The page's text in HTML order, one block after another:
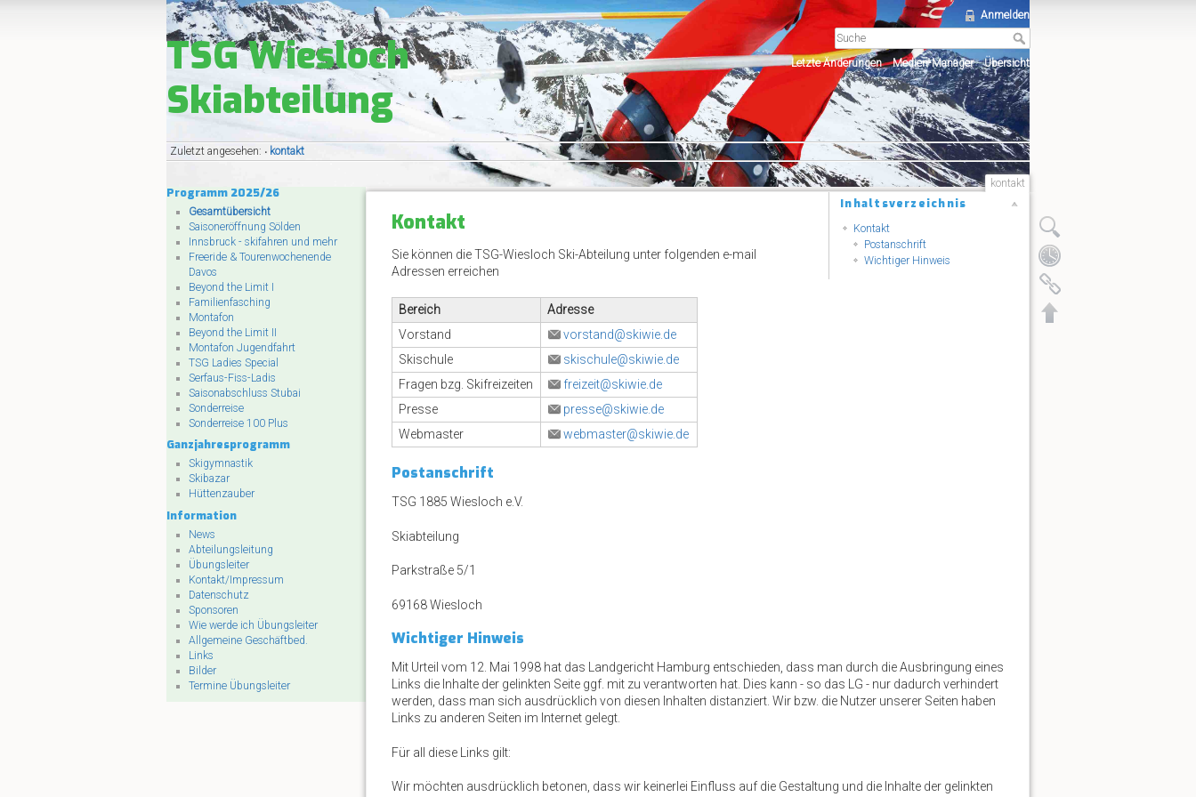
TSG Wiesloch
Skiabteilung
Anmelden
Letzte Änderungen Medien-Manager Übersicht
Zuletzt angesehen: • kontakt
Programm 2025/26
Gesamtübersicht
Saisoneröffnung Sölden
Innsbruck - skifahren und mehr
Freeride & Tourenwochenende
Davos
Beyond the Limit I
Familienfasching
Montafon
Beyond the Limit II
Montafon Jugendfahrt
TSG Ladies Special
Serfaus-Fiss-Ladis
Saisonabschluss Stubai
Sonderreise
Sonderreise 100 Plus
Ganzjahresprogramm
Skigymnastik
Skibazar
Hüttenzauber
Information
News
Abteilungsleitung
Übungsleiter
Kontakt/Impressum
Datenschutz
Sponsoren
Wie werde ich Übungsleiter
Allgemeine Geschäftbed.
Links
Bilder
Termine Übungsleiter
kontakt
Inhaltsverzeichnis
Kontakt
Postanschrift
Wichtiger Hinweis
Kontakt
Sie können die TSG-Wiesloch Ski-Abteilung unter folgenden e-mail
Adressen erreichen
Bereich
Adresse
Vorstand
vorstand@skiwie.de
Skischule
skischule@skiwie.de
Fragen bzg. Skifreizeiten
freizeit@skiwie.de
Presse
presse@skiwie.de
Webmaster
webmaster@skiwie.de
Postanschrift
TSG 1885 Wiesloch e.V.
Skiabteilung
Parkstraße 5/1
69168 Wiesloch
Wichtiger Hinweis
Mit Urteil vom 12. Mai 1998 hat das Landgericht Hamburg entschieden, dass man durch die Ausbringung eines
Links die Inhalte der gelinkten Seite ggf. mit zu verantworten hat. Dies kann - so das LG - nur dadurch verhindert
werden, dass man sich ausdrücklich von diesen Inhalten distanziert. Wir bzw. die Nutzer unserer Seiten haben
Links zu anderen Seiten im Internet gelegt.
Für all diese Links gilt:
Wir möchten ausdrücklich betonen, dass wir keinerlei Einfluss auf die Gestaltung und die Inhalte der gelinkten